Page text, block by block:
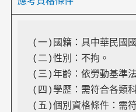
(一)國籍：具中華民國
(二)性別：不拘。
(三)年齡：依勞動基準
(四)學歷：需符合各類
(五)個別資格條件：需